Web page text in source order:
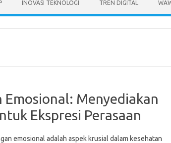
INOVASI TEKNOLOGI TREN DIGITAL
Emosional: Menyediakan
Ekspresi Perasaan
emosional adalah aspek krusial dalam kesehatan